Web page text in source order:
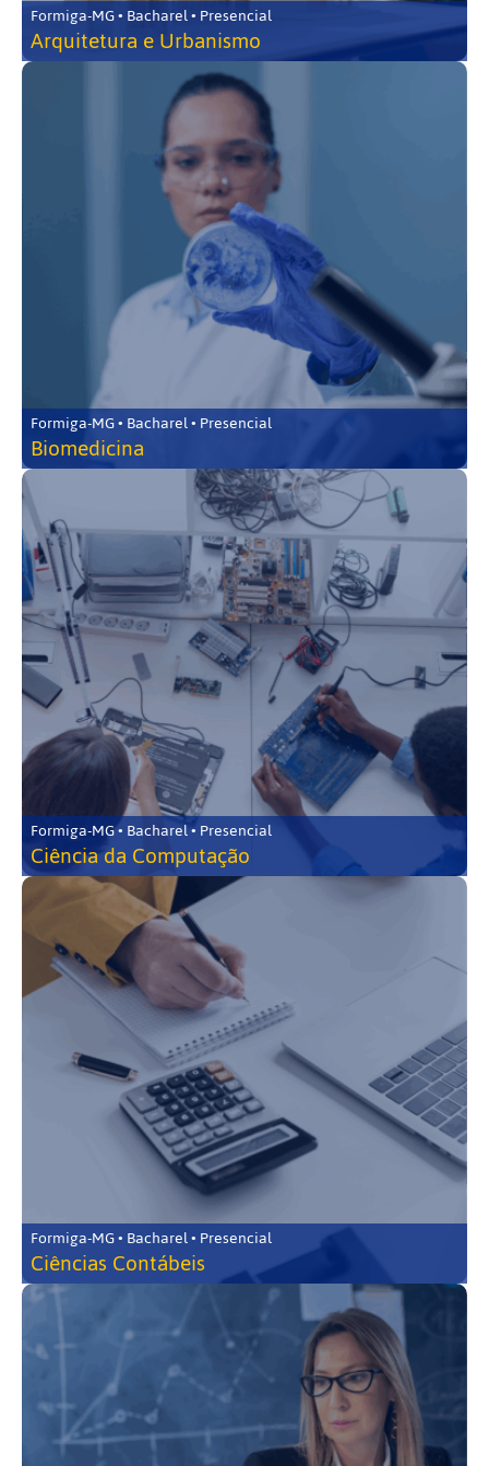
Formiga-MG • Bacharel • Presencial
Arquitetura e Urbanismo
Formiga-MG • Bacharel • Presencial
Biomedicina
Formiga-MG • Bacharel • Presencial
Ciência da Computação
Formiga-MG • Bacharel • Presencial
Ciências Contábeis